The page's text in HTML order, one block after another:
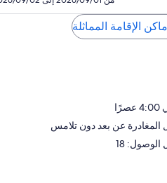
1,935
الإقامة المماثلة
عن بعد دون تلامس
18